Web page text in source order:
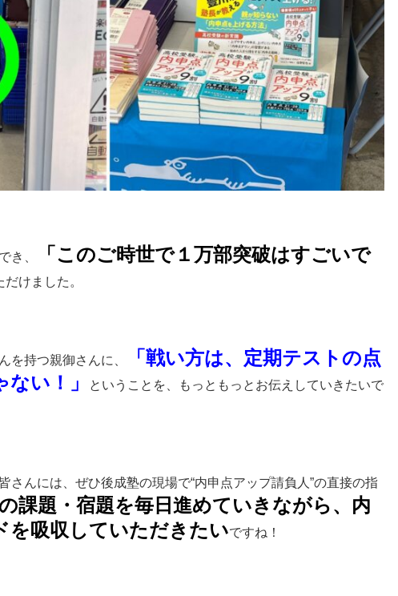
き、
「このご時世で１万部突破はすごいで
けました。
を持つ親御さんに、
「戦い方は、定期テストの点
い！」
ということを、もっともっとお伝えしていきたいで
さんには、ぜひ後成塾の現場で“内申点アップ請負人”の直接の指
課題・宿題を毎日進めていきながら、内
を吸収していただきたいですね！